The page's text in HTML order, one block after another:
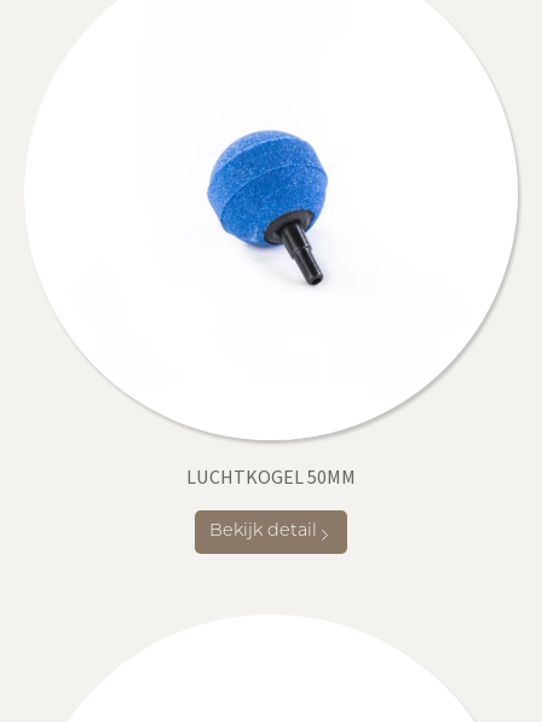
LUCHTKOGEL 50MM
Bekijk detail